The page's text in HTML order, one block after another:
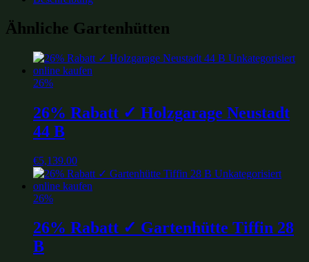
Ähnliche Gartenhütten
26%
26% Rabatt ✓ Holzgarage Neustadt
44 B
€5,139.00
26%
26% Rabatt ✓ Gartenhütte Tiffin 28
B